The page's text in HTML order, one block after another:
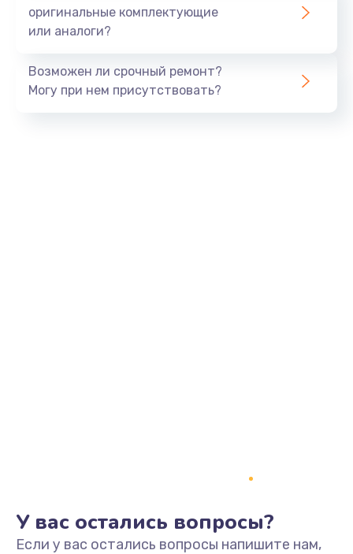
980 руб.
Заказать
оригинальные комплектующие
или аналоги?
Возможен ли срочный ремонт?
Могу при нем присутствовать?
У вас остались вопросы?
Если у вас остались вопросы напишите нам,